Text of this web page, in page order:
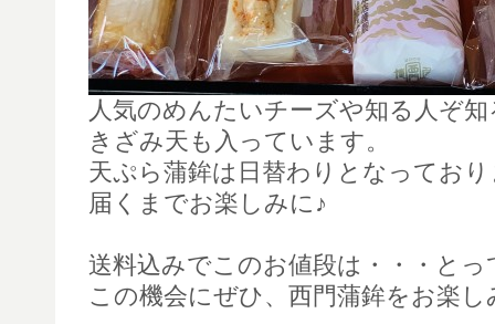
人気のめんたいチーズや知る人ぞ知
きざみ天も入っています。
天ぷら蒲鉾は日替わりとなってお
届くまでお楽しみに♪
送料込みでこのお値段は・・・と
この機会にぜひ、西門蒲鉾をお楽